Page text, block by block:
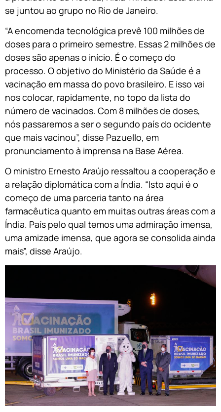
se juntou ao grupo no Rio de Janeiro.
“A encomenda tecnológica prevê 100 milhões de
doses para o primeiro semestre. Essas 2 milhões de
doses são apenas o início. É o começo do
processo. O objetivo do Ministério da Saúde é a
vacinação em massa do povo brasileiro. E isso vai
nos colocar, rapidamente, no topo da lista do
número de vacinados. Com 8 milhões de doses,
nós passaremos a ser o segundo país do ocidente
que mais vacinou”, disse Pazuello, em
pronunciamento à imprensa na Base Aérea.
O ministro Ernesto Araújo ressaltou a cooperação e
a relação diplomática com a Índia. “Isto aqui é o
começo de uma parceria tanto na área
farmacêutica quanto em muitas outras áreas com a
Índia. País pelo qual temos uma admiração imensa,
uma amizade imensa, que agora se consolida ainda
mais”, disse Araújo.